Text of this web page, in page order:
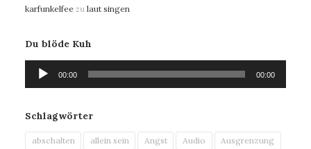
karfunkelfee zu laut singen
Du blöde Kuh
Audio-
Player
00:00 00:00
Schlagwörter
abschalten allein sein Angst Audio Ausgrenzung